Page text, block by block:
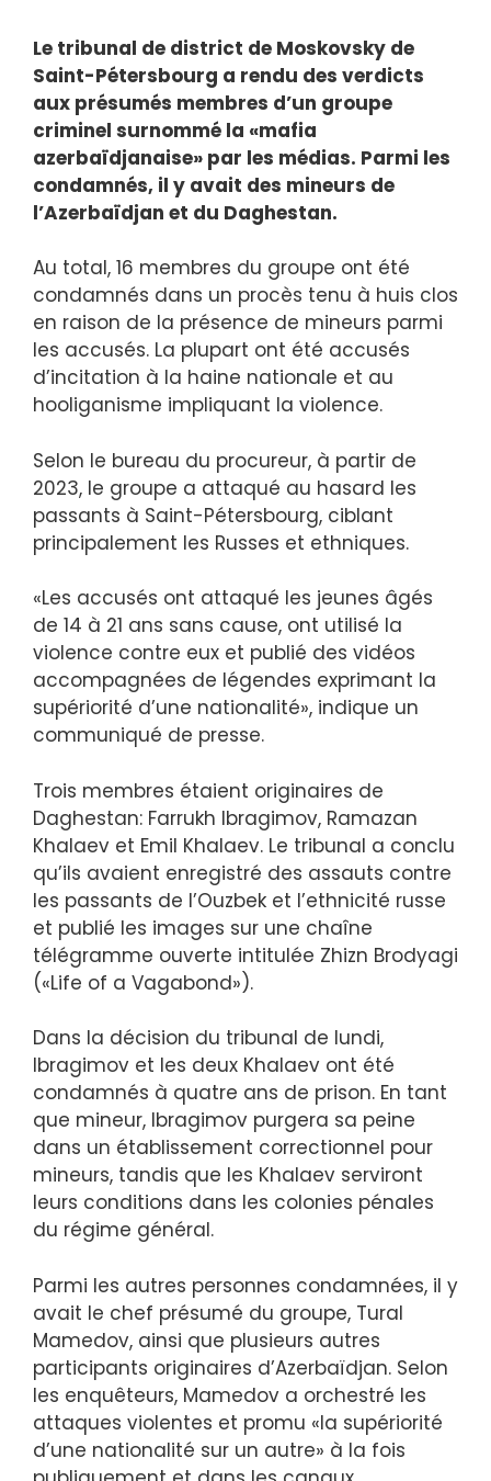
Le tribunal de district de Moskovsky de
Saint-Pétersbourg a rendu des verdicts
aux présumés membres d’un groupe
criminel surnommé la «mafia
azerbaïdjanaise» par les médias. Parmi les
condamnés, il y avait des mineurs de
l’Azerbaïdjan et du Daghestan.
Au total, 16 membres du groupe ont été
condamnés dans un procès tenu à huis clos
en raison de la présence de mineurs parmi
les accusés. La plupart ont été accusés
d’incitation à la haine nationale et au
hooliganisme impliquant la violence.
Selon le bureau du procureur, à partir de
2023, le groupe a attaqué au hasard les
passants à Saint-Pétersbourg, ciblant
principalement les Russes et ethniques.
«Les accusés ont attaqué les jeunes âgés
de 14 à 21 ans sans cause, ont utilisé la
violence contre eux et publié des vidéos
accompagnées de légendes exprimant la
supériorité d’une nationalité», indique un
communiqué de presse.
Trois membres étaient originaires de
Daghestan: Farrukh Ibragimov, Ramazan
Khalaev et Emil Khalaev. Le tribunal a conclu
qu’ils avaient enregistré des assauts contre
les passants de l’Ouzbek et l’ethnicité russe
et publié les images sur une chaîne
télégramme ouverte intitulée Zhizn Brodyagi
(«Life of a Vagabond»).
Dans la décision du tribunal de lundi,
Ibragimov et les deux Khalaev ont été
condamnés à quatre ans de prison. En tant
que mineur, Ibragimov purgera sa peine
dans un établissement correctionnel pour
mineurs, tandis que les Khalaev serviront
leurs conditions dans les colonies pénales
du régime général.
Parmi les autres personnes condamnées, il y
avait le chef présumé du groupe, Tural
Mamedov, ainsi que plusieurs autres
participants originaires d’Azerbaïdjan. Selon
les enquêteurs, Mamedov a orchestré les
attaques violentes et promu «la supériorité
d’une nationalité sur un autre» à la fois